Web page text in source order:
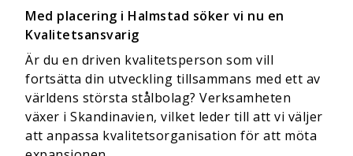
Med placering i Halmstad söker vi nu en
Kvalitetsansvarig
Är du en driven kvalitetsperson som vill
fortsätta din utveckling tillsammans med ett av
världens största stålbolag? Verksamheten
växer i Skandinavien, vilket leder till att vi väljer
att anpassa kvalitetsorganisation för att möta